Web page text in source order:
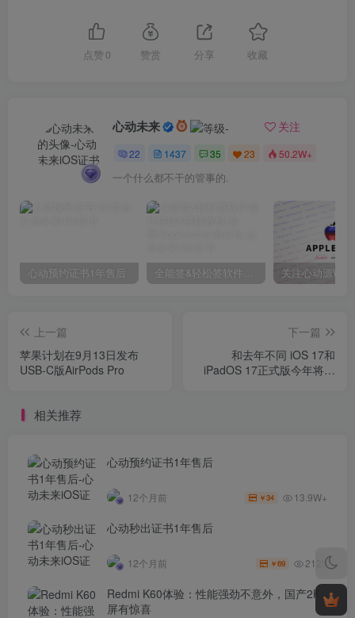
点赞 0 赞赏 分享 收藏
心动未来 关注
22 1437 35 23 50.2W+
一个什么都不干的管事的.
心动预约证书1年售后 全能签&轻松签软件源代搭建&搭建教程(免费)Applehub心动论坛
上一篇
苹果计划在9月13日发布
USB-C版AirPods Pro
下一篇
和去年不同 iOS 17和
iPadOS 17正式版今年将会
相关推荐
心动预约证书1年售后
12个月前 ￥34 13.9W+
心动秒出证书1年售后
12个月前 ￥69 2129
Redmi K60体验：性能强劲不意外，国产2K
屏有惊喜